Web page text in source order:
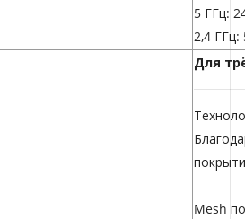
5 ГГц:
2,4 ГГц:
Для
Mesh